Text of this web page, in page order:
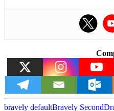
bravely defaultBravely Second